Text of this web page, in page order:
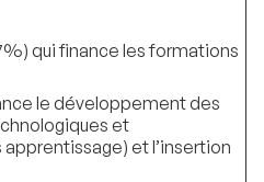
qui finance les formations
le développement des
et
et l’insertion